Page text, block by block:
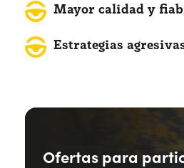
Mayor calidad y
Estrategias
Ofertas para